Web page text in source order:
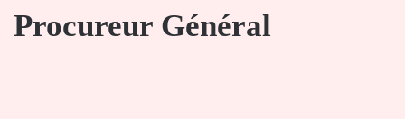
Procureur Général